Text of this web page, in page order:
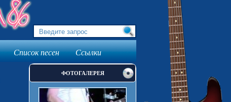
Список песен
Ссылки
ФОТОГАЛЕРЕЯ